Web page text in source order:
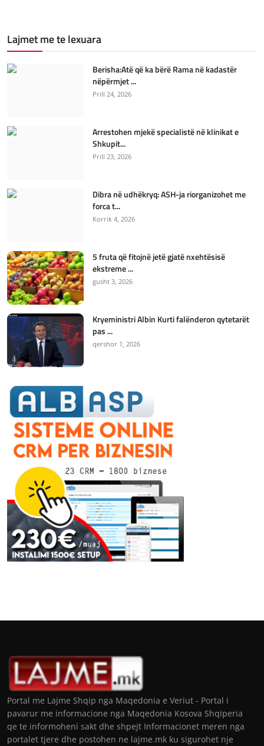
Lajmet me te lexuara
Berisha:Atë që ka bërë Rama në kadastër
nëpërmjet ...
Prill 24, 2026
Arrestohen mjekë specialistë në klinikat e
Shkupit...
Prill 23, 2026
Dibra në udhëkryq: ASH-ja riorganizohet me
forca t...
Korrik 4, 2026
5 fruta që fitojnë jetë gjatë nxehtësisë
ekstreme ...
gusht 3, 2026
Kryeministri Albin Kurti falënderon qytetarët
pas ...
qershor 1, 2026
Portal me Lajme Shqip nga Maqedonia e Veriut - Portal i
pavarur me informacione nga Maqedonia Kosova Shqiperia
qe te informoheni sakt dhe shpejt Informacionet meren nga
portalet tjere dhe postohen ne lajme.mk ku sigurohet nje